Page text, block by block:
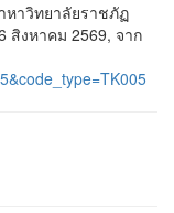
หาวิทยาลัยราชภัฏ
สิงหาคม 2569, จาก